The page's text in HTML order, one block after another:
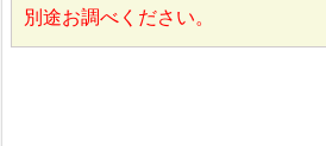
別途お調べください。